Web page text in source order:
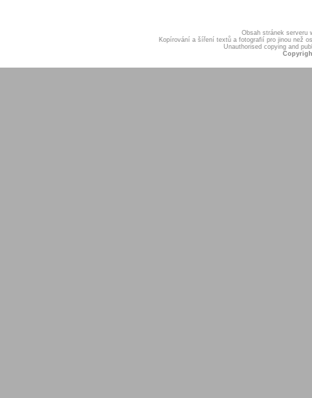
Obsah stránek serveru
Kopírování a šíření textů a fotografií pro jinou než
Unauthorised copying and